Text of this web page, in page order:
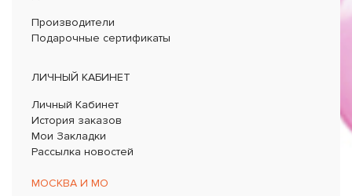
Производители
Подарочные сертификаты
ЛИЧНЫЙ КАБИНЕТ
Личный Кабинет
История заказов
Мои Закладки
Рассылка новостей
МОСКВА И МО